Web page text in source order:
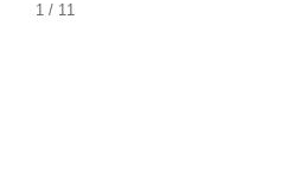
1 / 11